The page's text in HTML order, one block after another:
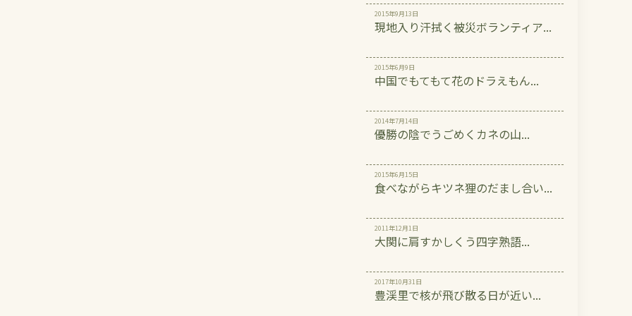
2015年9月13日
現地入り汗拭く被災ボランティア...
2015年6月9日
中国でもてもて花のドラえもん...
2014年7月14日
優勝の陰でうごめくカネの山...
2015年6月15日
食べながらキツネ狸のだまし合い...
2011年12月1日
大関に肩すかしくう四字熟語...
2017年10月31日
豊渓里で核が飛び散る日が近い...